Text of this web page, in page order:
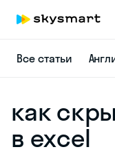
Все статьи
как
в excel